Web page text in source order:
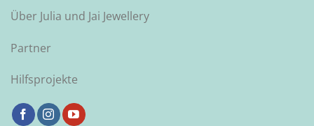
Über Julia und Jai Jewellery
Partner
Hilfsprojekte